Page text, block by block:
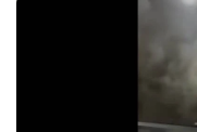
เวลา 08.07 น. เพจ "ก
การปะทะตามแนวชาย
เลี่ยงการเข้าใกล้พื้นที่ต